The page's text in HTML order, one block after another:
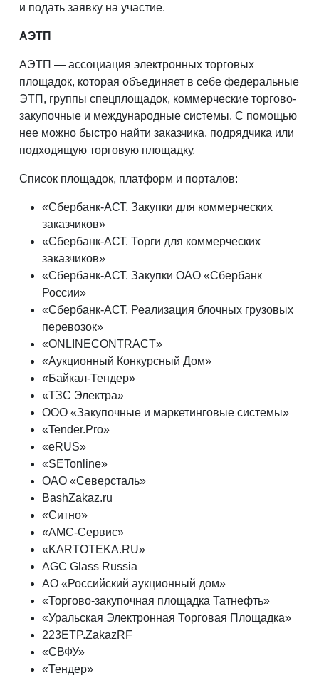
и подать заявку на участие.
АЭТП
АЭТП — ассоциация электронных торговых
площадок, которая объединяет в себе федеральные
ЭТП, группы спецплощадок, коммерческие торгово-
закупочные и международные системы. С помощью
нее можно быстро найти заказчика, подрядчика или
подходящую торговую площадку.
Список площадок, платформ и порталов:
«Сбербанк-АСТ. Закупки для коммерческих
заказчиков»
«Сбербанк-АСТ. Торги для коммерческих
заказчиков»
«Сбербанк-АСТ. Закупки OAO «Сбербанк
России»
«Сбербанк-АСТ. Реализация блочных грузовых
перевозок»
«ONLINECONTRACT»
«Аукционный Конкурсный Дом»
«Байкал-Тендер»
«ТЗС Электра»
ООО «Закупочные и маркетинговые системы»
«Tender.Pro»
«eRUS»
«SETonline»
ОАО «Северсталь»
BashZakaz.ru
«Ситно»
«АМС-Сервис»
«KARTOTEKA.RU»
AGC Glass Russia
АО «Российский аукционный дом»
«Торгово-закупочная площадка Татнефть»
«Уральская Электронная Торговая Площадка»
223ETP.ZakazRF
«СВФУ»
«Тендер»